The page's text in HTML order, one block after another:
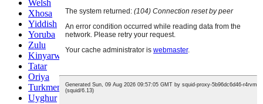
Welsh
Xhosa
Yiddish
Yoruba
Zulu
Kinyarwanda
Tatar
Oriya
Turkmen
Uyghur